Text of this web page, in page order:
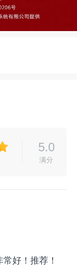
5.0
满分
好！推荐！